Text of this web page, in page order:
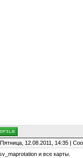
12.08.2011, 14:35 |
и все карты.